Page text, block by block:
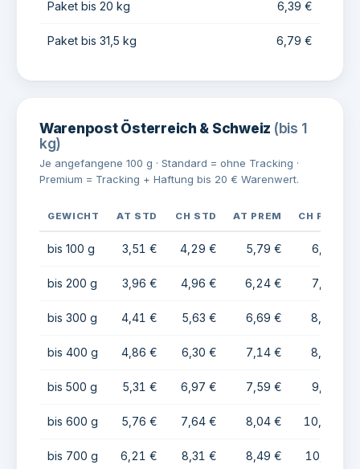
Paket bis 20 kg 6,39 €
Paket bis 31,5 kg 6,79 €
Warenpost Österreich & Schweiz (bis 1
kg)
Je angefangene 100 g · Standard = ohne Tracking ·
Premium = Tracking + Haftung bis 20 € Warenwert.
GEWICHT AT STD CH STD AT PREM CH PREM
bis 100 g 3,51 € 4,29 € 5,79 € 6,91 €
bis 200 g 3,96 € 4,96 € 6,24 € 7,58 €
bis 300 g 4,41 € 5,63 € 6,69 € 8,25 €
bis 400 g 4,86 € 6,30 € 7,14 € 8,92 €
bis 500 g 5,31 € 6,97 € 7,59 € 9,59 €
bis 600 g 5,76 € 7,64 € 8,04 € 10,26 €
bis 700 g 6,21 € 8,31 € 8,49 € 10,93 €